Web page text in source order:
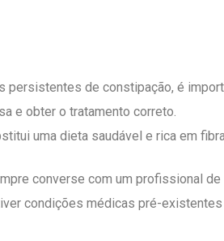
persistentes de constipação, é
e obter o tratamento correto.
uma dieta saudável e rica em
converse com um profissional de
condições médicas pré-